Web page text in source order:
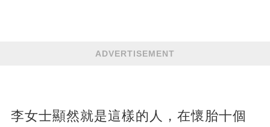
ADVERTISEMENT
李女士顯然就是這樣的人，在懷胎十個